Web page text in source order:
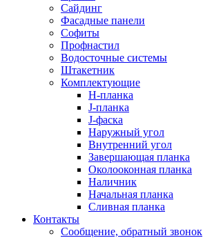
Сайдинг
Фасадные панели
Софиты
Профнастил
Водосточные системы
Штакетник
Комплектующие
H-планка
J-планка
J-фаска
Наружный угол
Внутренний угол
Завершающая планка
Околооконная планка
Наличник
Начальная планка
Сливная планка
Контакты
Сообщение, обратный звонок